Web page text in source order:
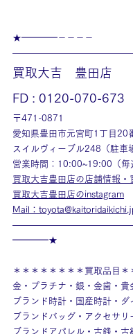
★━━━━－－－－
買取大吉　豊田店
FD : 0120-070-673
〒471-0871
愛知県豊田市元宮町1丁目20
スイルヴィーブル248（駐車
営業時間：10:00~19:00（毎
買取大吉豊田店の店舗情報・
買取大吉豊田店のinstagram
Mail：
———————————————
━━━━★
＊＊＊＊＊＊＊＊買取品目＊
金・プラチナ・銀・金歯・貴
ブランド時計・国産時計・ダ
ブランドバッグ・アクセサリ
ブランドアパレル・古銭・古